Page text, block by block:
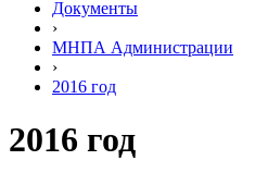
Документы
›
МНПА Администрации
›
2016 год
2016 год